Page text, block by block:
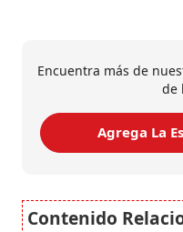
Encuentra más de
de
Agrega La